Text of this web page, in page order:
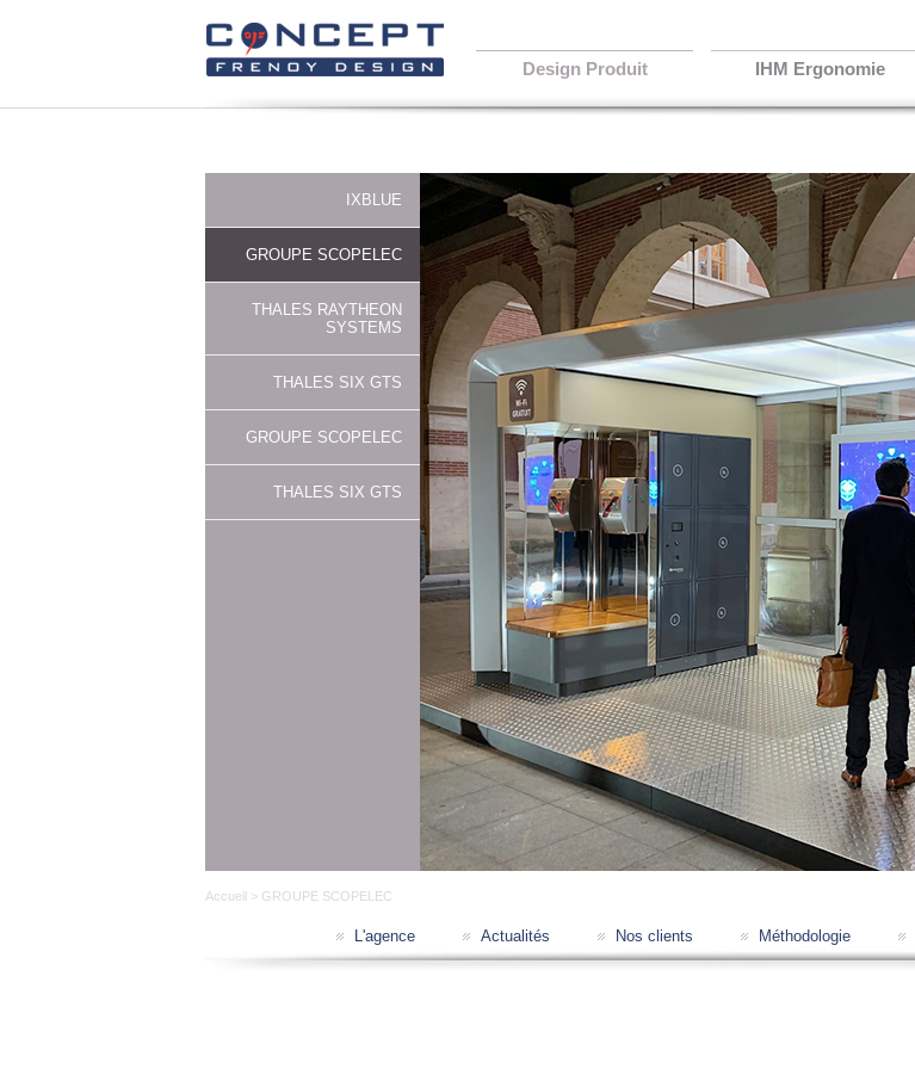
Design Produit IHM Ergonomie
IXBLUE
GROUPE SCOPELEC
THALES RAYTHEON
SYSTEMS
THALES SIX GTS
GROUPE SCOPELEC
THALES SIX GTS
Accueil > GROUPE SCOPELEC
L'agence Actualités Nos clients Méthodologie